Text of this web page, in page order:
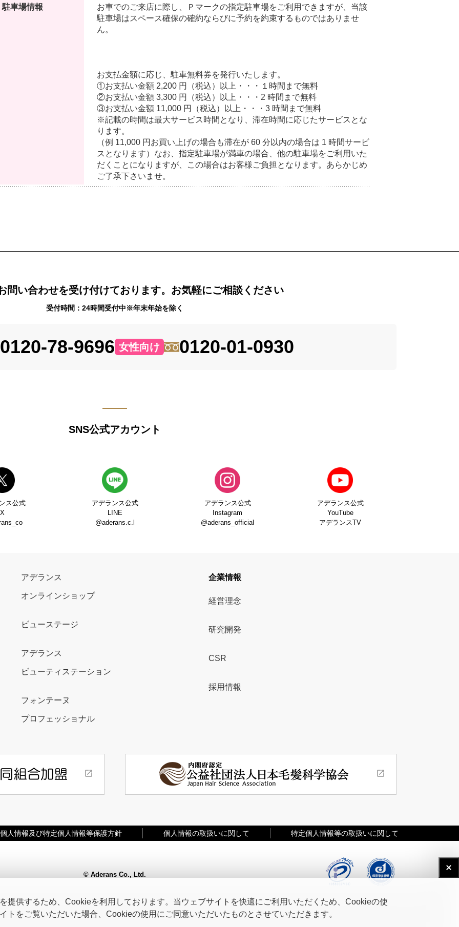
駐車場情報
お車でのご来店に際し、Ｐマークの指定駐車場をご利用できますが、当該
駐車場はスペース確保の確約ならびに予約を約束するものではありませ
ん。
お支払金額に応じ、駐車無料券を発行いたします。
①お支払い金額 2,200 円（税込）以上・・・１時間まで無料
②お支払い金額 3,300 円（税込）以上・・・2 時間まで無料
③お支払い金額 11,000 円（税込）以上・・・3 時間まで無料
※記載の時間は最大サービス時間となり、滞在時間に応じたサービスとな
ります。
（例 11,000 円お買い上げの場合も滞在が 60 分以内の場合は 1 時間サービ
スとなります）なお、指定駐車場が満車の場合、他の駐車場をご利用いた
だくことになりますが、この場合はお客様ご負担となります。あらかじめ
ご了承下さいませ。
問い合わせを受け付けております。お気軽にご相談ください
受付時間：24時間受付中※年末年始を除く
0120-78-9696 女性向け 0120-01-0930
SNS公式アカウント
ス公式
X
アデランス公式
LINE
@aderans.c.l
アデランス公式
Instagram
@aderans_official
アデランス公式
YouTube
アデランスTV
アデランス
オンラインショップ
ビューステージ
アデランス
ビューティステーション
フォンテーヌ
プロフェッショナル
企業情報
経営理念
研究開発
CSR
採用情報
個人情報及び特定個人情報等保護方針 個人情報の取扱いに関して 特定個人情報等の取扱いに関して
© Aderans Co., Ltd.
提供するため、Cookieを利用しております。当ウェブサイトを快適にご利用いただくため、Cookieの使
トをご覧いただいた場合、Cookieの使用にご同意いただいたものとさせていただきます。